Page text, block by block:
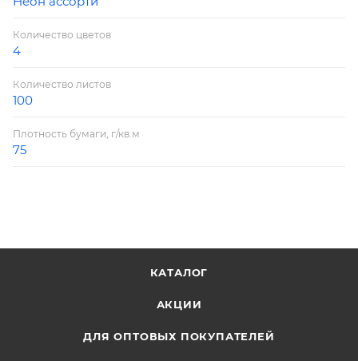
Количество цветов
4
Количество листов
100
Плотность бумаги, г/кв.м
75
КАТАЛОГ
АКЦИИ
ДЛЯ ОПТОВЫХ ПОКУПАТЕЛЕЙ